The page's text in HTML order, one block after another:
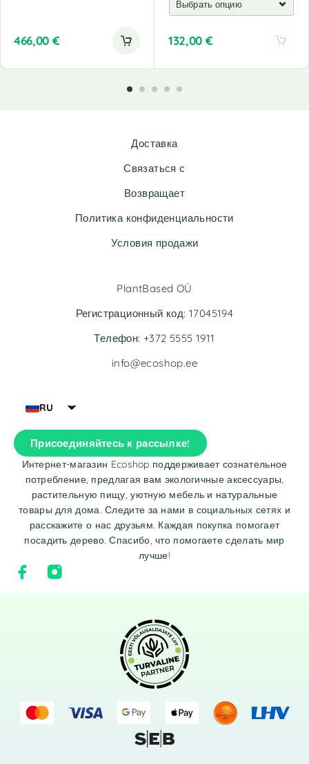
466,00 € 132,00 €
t
a
v
:
Доставка
Связаться с
Возвращает
Политика конфиденциальности
Условия продажи
RU
Присоединяйтесь к рассылке!
Интернет-магазин Ecoshop поддерживает сознательное
потребление, предлагая вам экологичные аксессуары,
растительную пищу, уютную мебель и натуральные
товары для дома. Следите за нами в социальных сетях и
расскажите о нас друзьям. Каждая покупка помогает
посадить дерево. Спасибо, что помогаете сделать мир
лучше!
PlantBased OÜ
Регистрационный код: 17045194
Телефон: +372 5555 1911
info@ecoshop.ee